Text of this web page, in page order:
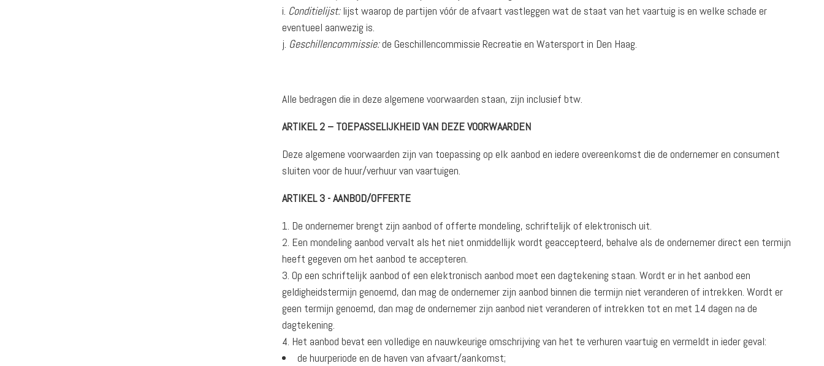
Conditielijst:lijst waarop de partijen vóór de afvaart vastleggen wat de staat van het vaartuig is en welke schade er
eventueel aanwezig is.
Geschillencommissie:de Geschillencommissie Recreatie en Watersport in Den Haag.
Alle bedragen die in deze algemene voorwaarden staan, zijn inclusief btw.
ARTIKEL 2 – TOEPASSELIJKHEID VAN DEZE VOORWAARDEN
Deze algemene voorwaarden zijn van toepassing op elk aanbod en iedere overeenkomst die de ondernemer en consument
sluiten voor de huur/verhuur van vaartuigen.
ARTIKEL 3 - AANBOD/OFFERTE
De ondernemer brengt zijn aanbod of offerte mondeling, schriftelijk of elektronisch uit.
Een mondeling aanbod vervalt als het niet onmiddellijk wordt geaccepteerd, behalve als de ondernemer direct een termijn
heeft gegeven om het aanbod te accepteren.
Op een schriftelijk aanbod of een elektronisch aanbod moet een dagtekening staan. Wordt er in het aanbod een
geldigheidstermijn genoemd, dan mag de ondernemer zijn aanbod binnen die termijn niet veranderen of intrekken. Wordt er
geen termijn genoemd, dan mag de ondernemer zijn aanbod niet veranderen of intrekken tot en met 14 dagen na de
dagtekening.
Het aanbod bevat een volledige en nauwkeurige omschrijving van het te verhuren vaartuig en vermeldt in ieder geval:
de huurperiode en de haven van afvaart/aankomst;